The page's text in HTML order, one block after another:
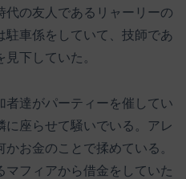
代の友人であるリャーリーの
駐車係をしていて、技師であ
下していた。
者達がパーティーを催してい
座らせて騒いでいる。アレ
お金のことで揉めている。
マフィアから借金をしていた